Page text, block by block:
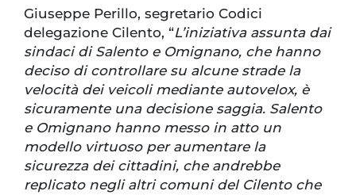
Giuseppe Perillo, segretario Codici
delegazione Cilento, “L’iniziativa assunta dai
sindaci di Salento e Omignano, che hanno
deciso di controllare su alcune strade la
velocità dei veicoli mediante autovelox, è
sicuramente una decisione saggia. Salento
e Omignano hanno messo in atto un
modello virtuoso per aumentare la
sicurezza dei cittadini, che andrebbe
replicato negli altri comuni del Cilento che